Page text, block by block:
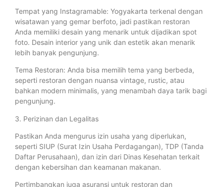
Tempat yang Instagramable: Yogyakarta terkenal dengan
wisatawan yang gemar berfoto, jadi pastikan restoran
Anda memiliki desain yang menarik untuk dijadikan spot
foto. Desain interior yang unik dan estetik akan menarik
lebih banyak pengunjung.
Tema Restoran: Anda bisa memilih tema yang berbeda,
seperti restoran dengan nuansa vintage, rustic, atau
bahkan modern minimalis, yang menambah daya tarik bagi
pengunjung.
3. Perizinan dan Legalitas
Pastikan Anda mengurus izin usaha yang diperlukan,
seperti SIUP (Surat Izin Usaha Perdagangan), TDP (Tanda
Daftar Perusahaan), dan izin dari Dinas Kesehatan terkait
dengan kebersihan dan keamanan makanan.
Pertimbangkan juga asuransi untuk restoran dan